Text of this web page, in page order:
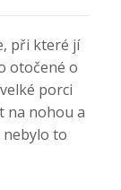
při které jí
otočené o
porci
na nohou a
to